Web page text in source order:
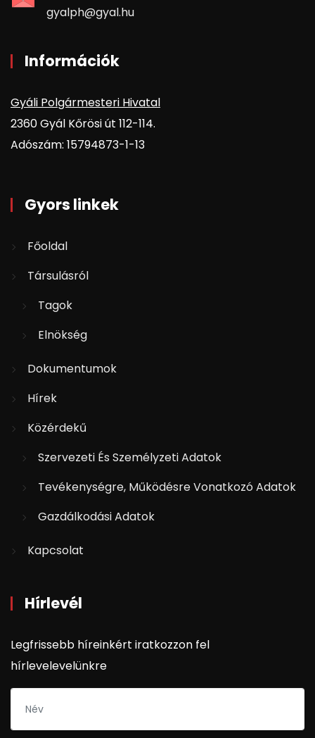
gyalph@gyal.hu
Információk
Gyáli Polgármesteri Hivatal
2360 Gyál Kőrösi út 112-114.
Adószám: 15794873-1-13
Gyors linkek
Főoldal
Társulásról
Tagok
Elnökség
Dokumentumok
Hírek
Közérdekű
Szervezeti És Személyzeti Adatok
Tevékenységre, Működésre Vonatkozó Adatok
Gazdálkodási Adatok
Kapcsolat
Hírlevél
Legfrissebb híreinkért iratkozzon fel
hírlevelevelünkre